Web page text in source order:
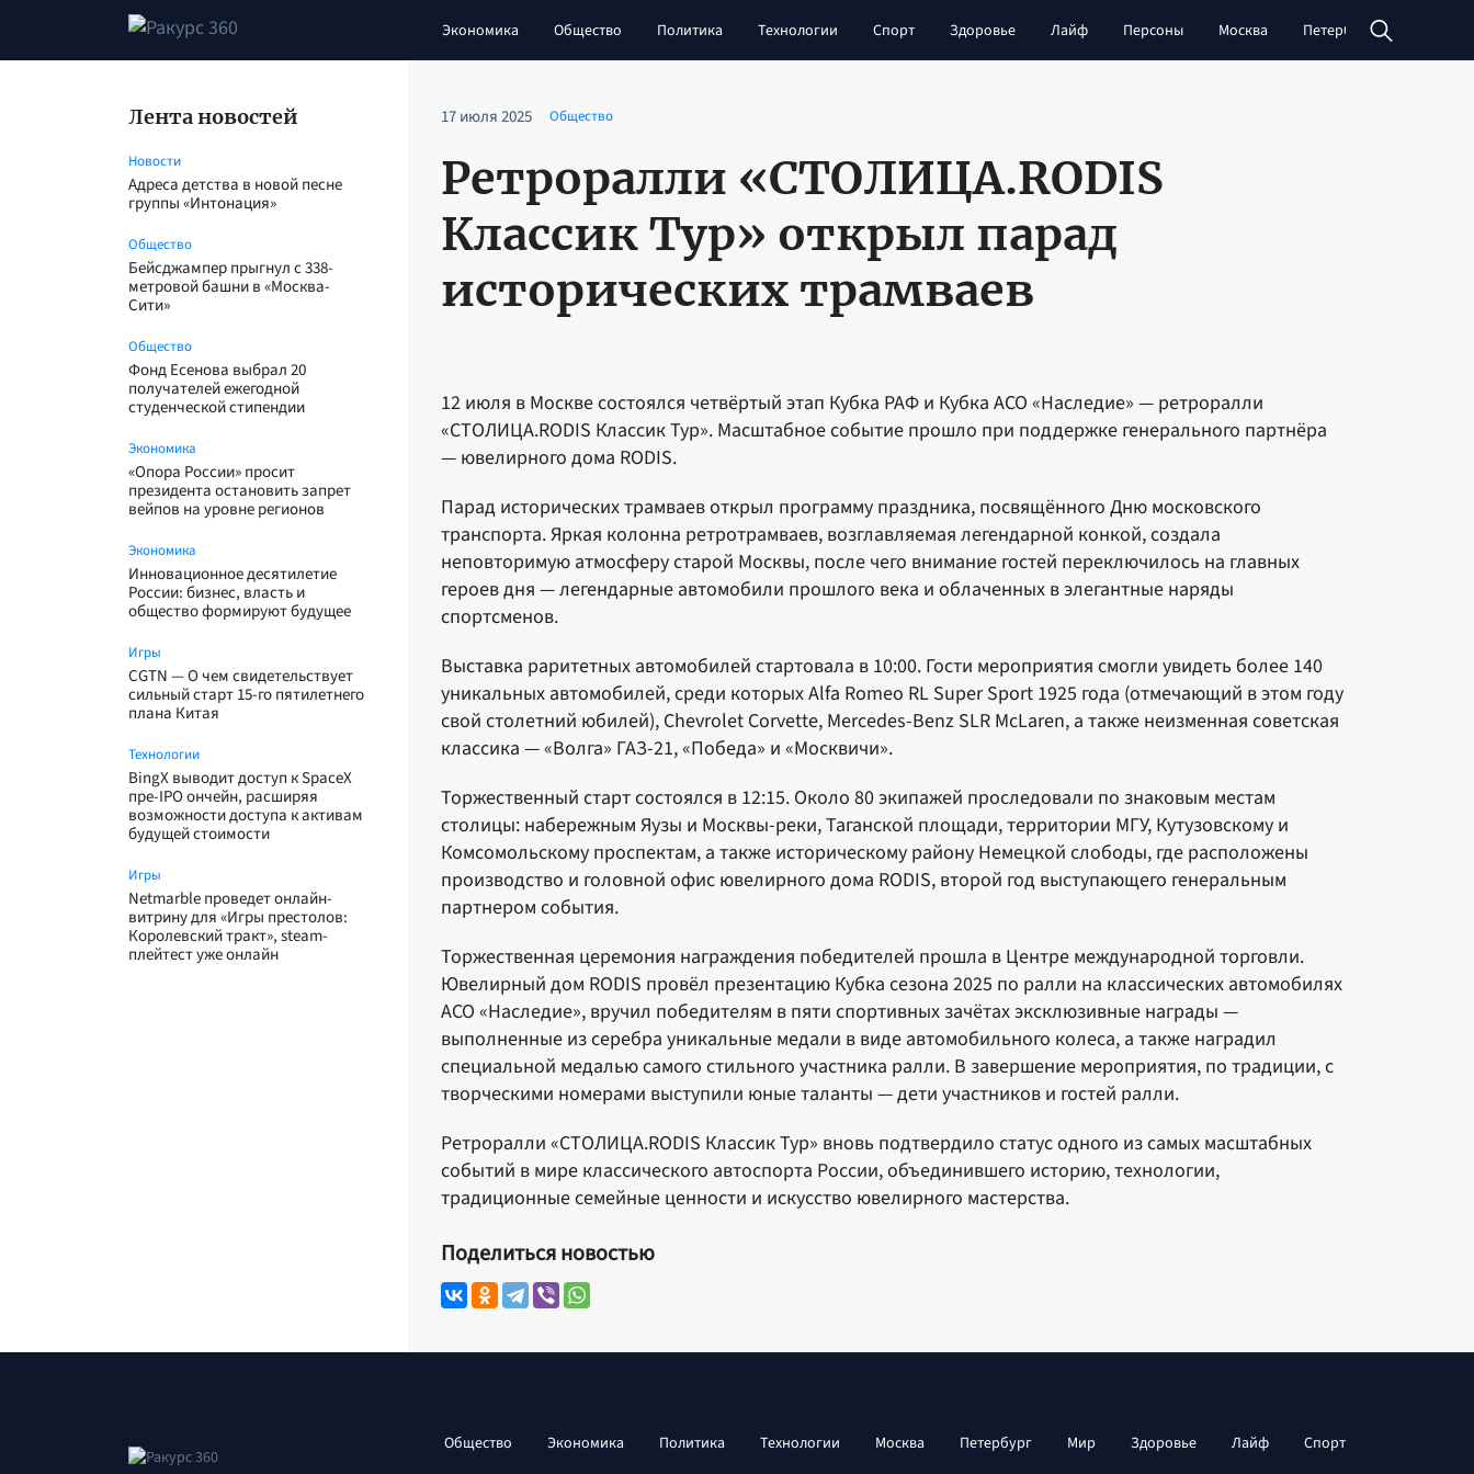
Экономика Общество Политика Технологии Спорт Здоровье Лайф Персоны Москва Петербург
Лента новостей
Новости
Адреса детства в новой песне
группы «Интонация»
Общество
Бейсджампер прыгнул с 338-
метровой башни в «Москва-
Сити»
Общество
Фонд Есенова выбрал 20
получателей ежегодной
студенческой стипендии
Экономика
«Опора России» просит
президента остановить запрет
вейпов на уровне регионов
Экономика
Инновационное десятилетие
России: бизнес, власть и
общество формируют будущее
Игры
CGTN — О чем свидетельствует
сильный старт 15-го пятилетнего
плана Китая
Технологии
BingX выводит доступ к SpaceX
пре-IPO ончейн, расширяя
возможности доступа к активам
будущей стоимости
Игры
Netmarble проведет онлайн-
витрину для «Игры престолов:
Королевский тракт», steam-
плейтест уже онлайн
17 июля 2025 Общество
Ретроралли «СТОЛИЦА.RODIS
Классик Тур» открыл парад
исторических трамваев
12 июля в Москве состоялся четвёртый этап Кубка РАФ и Кубка АСО «Наследие» — ретроралли
«СТОЛИЦА.RODIS Классик Тур». Масштабное событие прошло при поддержке генерального партнёра
— ювелирного дома RODIS.
Парад исторических трамваев открыл программу праздника, посвящённого Дню московского
транспорта. Яркая колонна ретротрамваев, возглавляемая легендарной конкой, создала
неповторимую атмосферу старой Москвы, после чего внимание гостей переключилось на главных
героев дня — легендарные автомобили прошлого века и облаченных в элегантные наряды
спортсменов.
Выставка раритетных автомобилей стартовала в 10:00. Гости мероприятия смогли увидеть более 140
уникальных автомобилей, среди которых Alfa Romeo RL Super Sport 1925 года (отмечающий в этом году
свой столетний юбилей), Chevrolet Corvette, Mercedes-Benz SLR McLaren, а также неизменная советская
классика — «Волга» ГАЗ-21, «Победа» и «Москвичи».
Торжественный старт состоялся в 12:15. Около 80 экипажей проследовали по знаковым местам
столицы: набережным Яузы и Москвы-реки, Таганской площади, территории МГУ, Кутузовскому и
Комсомольскому проспектам, а также историческому району Немецкой слободы, где расположены
производство и головной офис ювелирного дома RODIS, второй год выступающего генеральным
партнером события.
Торжественная церемония награждения победителей прошла в Центре международной торговли.
Ювелирный дом RODIS провёл презентацию Кубка сезона 2025 по ралли на классических автомобилях
АСО «Наследие», вручил победителям в пяти спортивных зачётах эксклюзивные награды —
выполненные из серебра уникальные медали в виде автомобильного колеса, а также наградил
специальной медалью самого стильного участника ралли. В завершение мероприятия, по традиции, с
творческими номерами выступили юные таланты — дети участников и гостей ралли.
Ретроралли «СТОЛИЦА.RODIS Классик Тур» вновь подтвердило статус одного из самых масштабных
событий в мире классического автоспорта России, объединившего историю, технологии,
традиционные семейные ценности и искусство ювелирного мастерства.
Поделиться новостью
Общество Экономика Политика Технологии Москва Петербург Мир Здоровье Лайф Спорт